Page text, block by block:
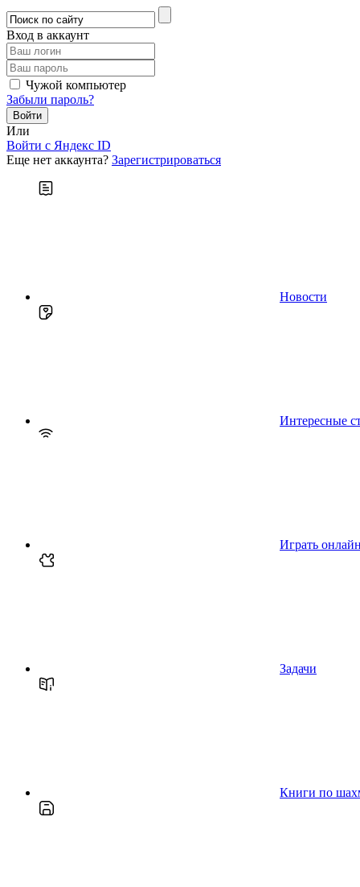
Вход в аккаунт
Чужой компьютер
Забыли пароль?
Или
Войти c Яндекс ID
Еще нет аккаунта? Зарегистрироваться
Новости
Интересные
Играть онлайн
Задачи
Книги по